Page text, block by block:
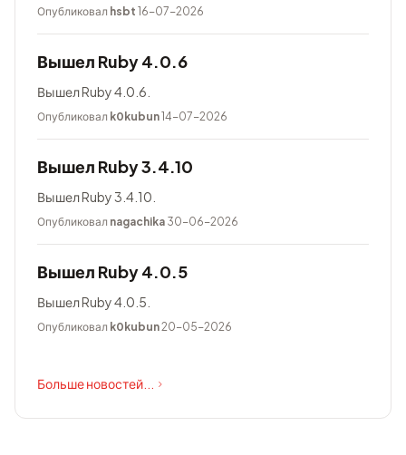
Опубликовал hsbt 16-07-2026
Вышел Ruby 4.0.6
Вышел Ruby 4.0.6.
Опубликовал k0kubun14-07-2026
Вышел Ruby 3.4.10
Вышел Ruby 3.4.10.
Опубликовал nagachika 30-06-2026
Вышел Ruby 4.0.5
Вышел Ruby 4.0.5.
Опубликовал k0kubun20-05-2026
Больше новостей...